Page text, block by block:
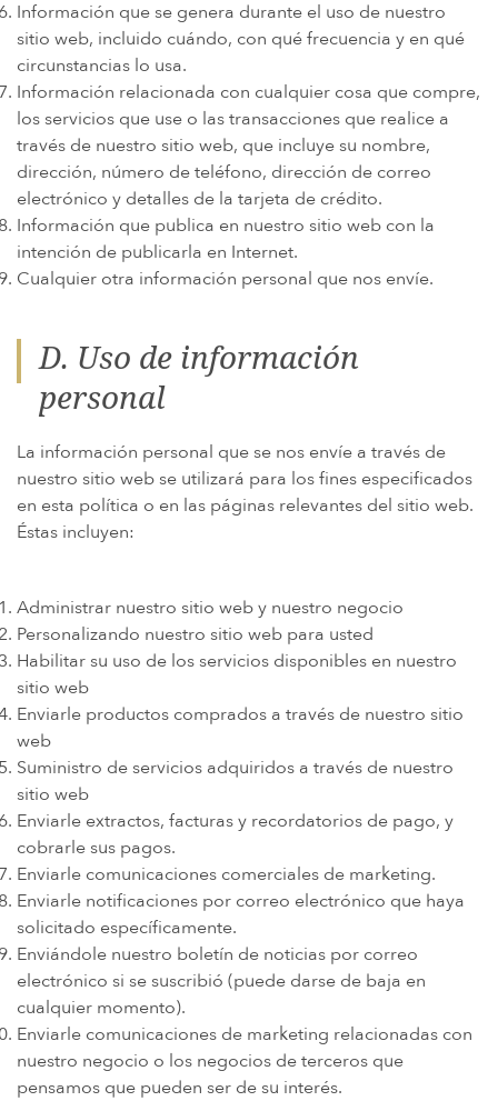
Información que se genera durante el uso de nuestro
sitio web, incluido cuándo, con qué frecuencia y en qué
circunstancias lo usa.
Información relacionada con cualquier cosa que compre,
los servicios que use o las transacciones que realice a
través de nuestro sitio web, que incluye su nombre,
dirección, número de teléfono, dirección de correo
electrónico y detalles de la tarjeta de crédito.
Información que publica en nuestro sitio web con la
intención de publicarla en Internet.
Cualquier otra información personal que nos envíe.
D. Uso de información
personal
La información personal que se nos envíe a través de
nuestro sitio web se utilizará para los fines especificados
en esta política o en las páginas relevantes del sitio web.
Éstas incluyen:
Administrar nuestro sitio web y nuestro negocio
Personalizando nuestro sitio web para usted
Habilitar su uso de los servicios disponibles en nuestro
sitio web
Enviarle productos comprados a través de nuestro sitio
web
Suministro de servicios adquiridos a través de nuestro
sitio web
Enviarle extractos, facturas y recordatorios de pago, y
cobrarle sus pagos.
Enviarle comunicaciones comerciales de marketing.
Enviarle notificaciones por correo electrónico que haya
solicitado específicamente.
Enviándole nuestro boletín de noticias por correo
electrónico si se suscribió (puede darse de baja en
cualquier momento).
Enviarle comunicaciones de marketing relacionadas con
nuestro negocio o los negocios de terceros que
pensamos que pueden ser de su interés.